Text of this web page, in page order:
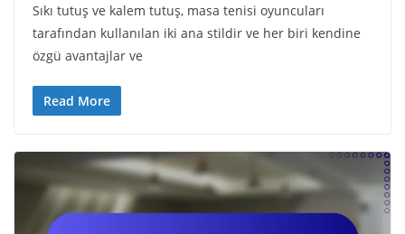
Sıkı tutuş ve kalem tutuş, masa tenisi oyuncuları
tarafından kullanılan iki ana stildir ve her biri kendine
özgü avantajlar ve
Read More